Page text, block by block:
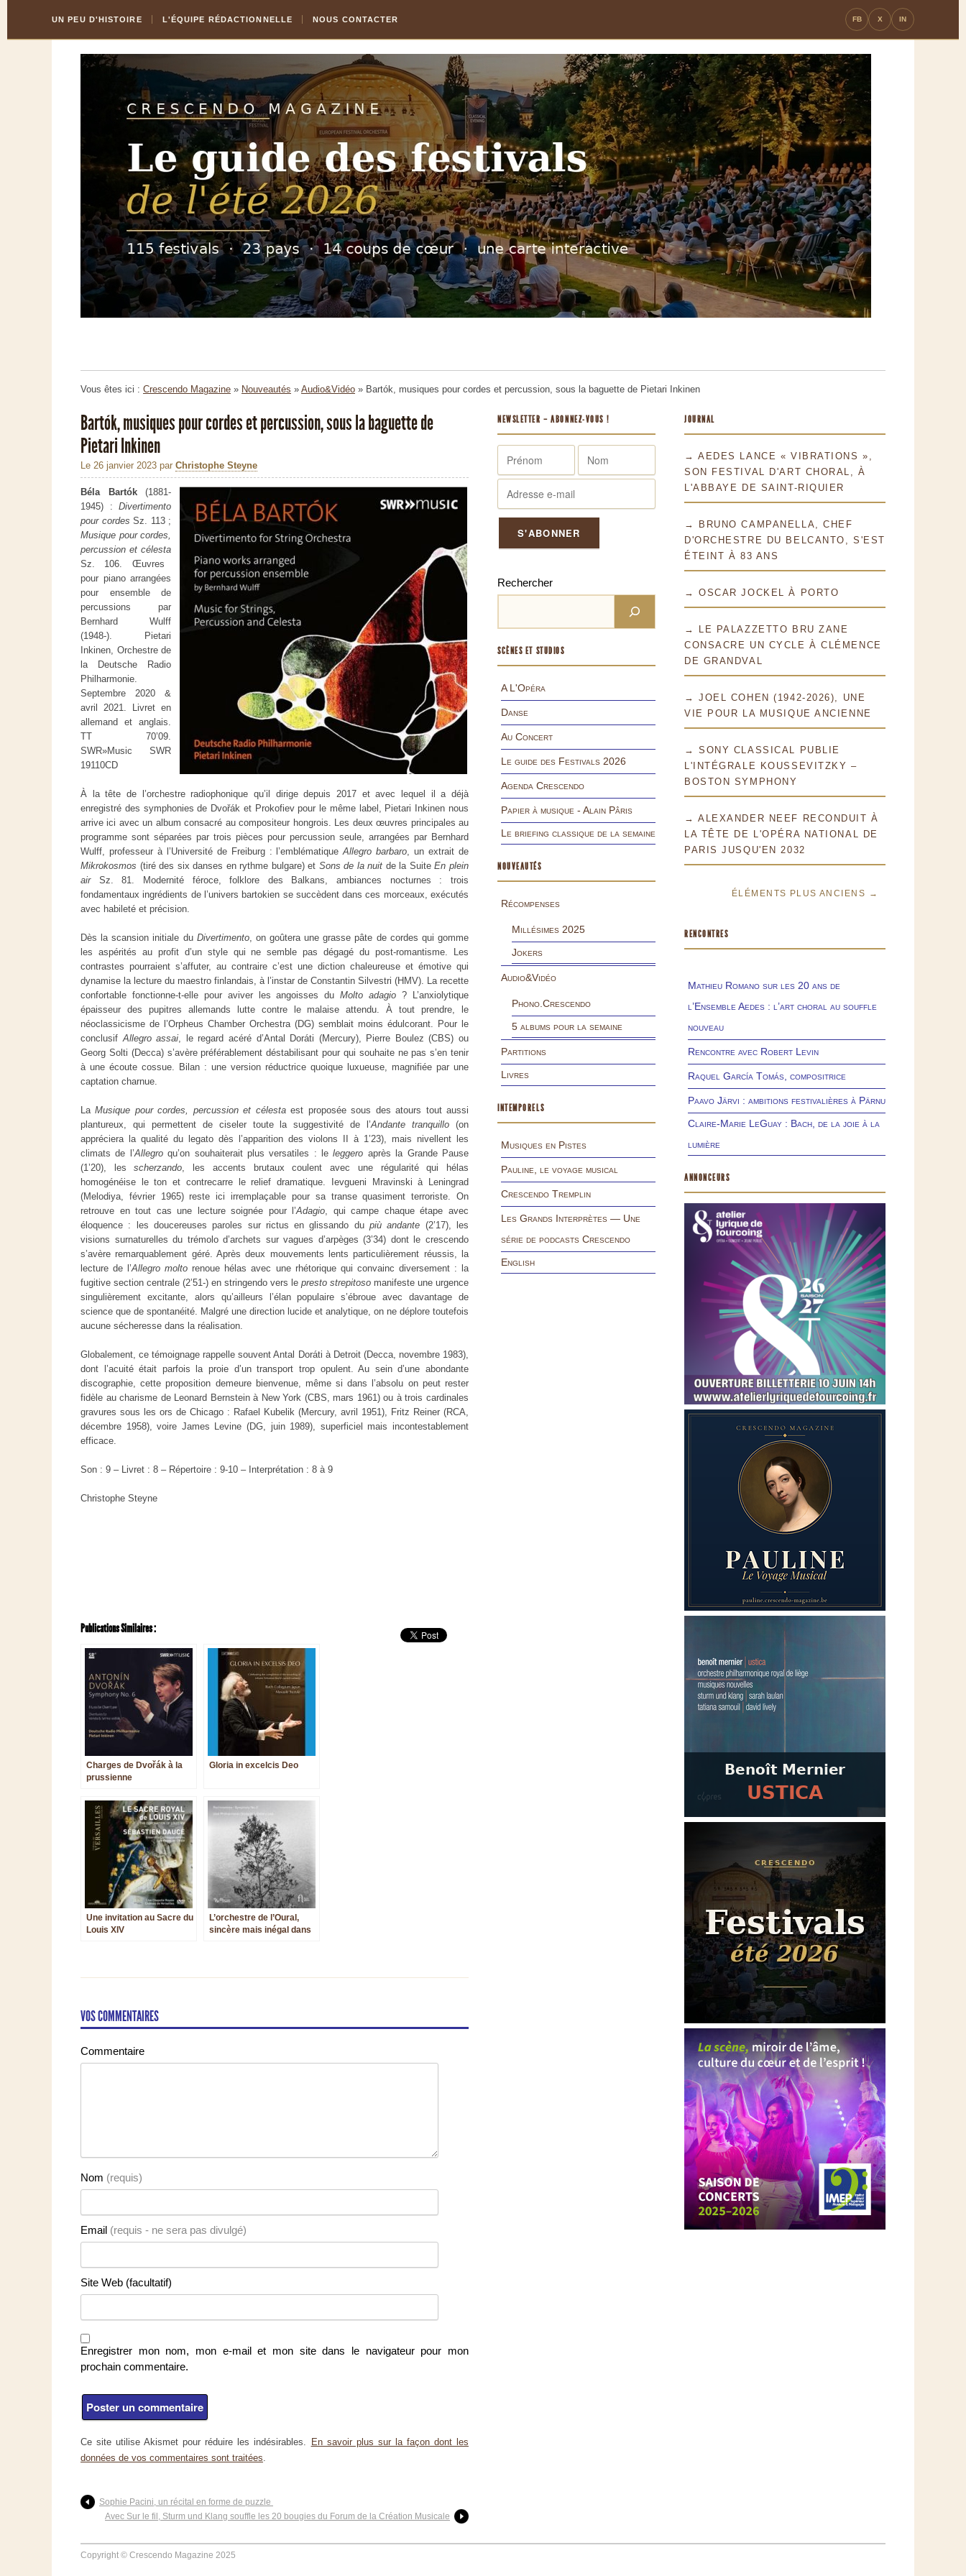
Content
la
UN PEU D'HISTOIRE L'ÉQUIPE RÉDACTIONNELLE NOUS CONTACTER FB X IN
Vous êtes ici : Crescendo Magazine » Nouveautés » Audio&Vidéo » Bartók, musiques pour cordes et percussion, sous la baguette de Pietari Inkinen
Bartók, musiques pour cordes et percussion, sous la baguette de
Pietari Inkinen
Le 26 janvier 2023 par Christophe Steyne
Béla Bartók (1881-
1945) : Divertimento
pour cordes Sz. 113 ;
Musique pour cordes,
percussion et célesta
Sz. 106. Œuvres
pour piano arrangées
pour ensemble de
percussions par
Bernhard Wulff
(1948-). Pietari
Inkinen, Orchestre de
la Deutsche Radio
Philharmonie.
Septembre 2020 &
avril 2021. Livret en
allemand et anglais.
TT 70’09.
SWR»Music SWR
19110CD
À la tête de l’orchestre radiophonique qu’il dirige depuis 2017 et avec lequel il a déjà
enregistré des symphonies de Dvořák et Prokofiev pour le même label, Pietari Inkinen nous
arrive ici avec un album consacré au compositeur hongrois. Les deux œuvres principales au
programme sont séparées par trois pièces pour percussion seule, arrangées par Bernhard
Wulff, professeur à l’Université de Freiburg : l’emblématiqueAllegro barbaro, un extrait de
Mikrokosmos (tiré des six danses en rythme bulgare) et Sons de la nuit de la SuiteEn plein
airSz. 81. Modernité féroce, folklore des Balkans, ambiances nocturnes : trois
fondamentaux ingrédients de l’univers bartokien se succèdent dans ces morceaux, exécutés
avec habileté et précision.
Dès la scansion initiale du Divertimento, on goûtera une grasse pâte de cordes qui gomme
les aspérités au profit d’un style qui ne semble pas dégagé du post-romantisme. Les
contrastes pourraient s’affuter, au contraire c’est une diction chaleureuse et émotive qui
dynamise la lecture du maestro finlandais, à l’instar de Constantin Silvestri (HMV). La recette
confortable fonctionne-t-elle pour aviver les angoisses duMolto adagio ? L’anxiolytique
épaisseur des pupitres allemands lutte contre le malaise attendu. À tout prendre, le
néoclassicisme de l’Orpheus Chamber Orchestra (DG) semblait moins édulcorant. Pour le
conclusifAllegro assai, le regard acéré d’Antal Doráti (Mercury), Pierre Boulez (CBS) ou
Georg Solti (Decca) s’avère préférablement déstabilisant pour qui souhaite ne pas s’en tenir
à une écoute cossue. Bilan : une version réductrice quoique luxueuse, magnifiée par une
captation charnue.
LaMusique pour cordes, percussion et célestaest proposée sous des atours tout aussi
plantureux, qui permettent de ciseler toute la suggestivité de l’Andante tranquillo(on
appréciera la qualité du legato dès l’apparition des violons II à 1’23), mais nivellent les
climats de l’Allegroqu’on souhaiterait plus versatiles : leleggero après la Grande Pause
(1’20), lesscherzando, les accents brutaux coulent avec une régularité qui hélas
homogénéise le ton et contrecarre le relief dramatique. Ievgueni Mravinski à Leningrad
(Melodiya, février 1965) reste ici irremplaçable pour sa transe quasiment terroriste. On
retrouve en tout cas une lecture soignée pour l’Adagio, qui campe chaque étape avec
éloquence : les doucereuses paroles sur rictus en glissando dupiù andante (2’17), les
visions surnaturelles du trémolo d’archets sur vagues d’arpèges (3’34) dont le crescendo
s’avère remarquablement géré. Après deux mouvements lents particulièrement réussis, la
lecture de l’Allegro molto renoue hélas avec une rhétorique qui convainc diversement : la
fugitive section centrale (2’51-) en stringendo vers le presto strepitoso manifeste une urgence
singulièrement excitante, alors qu’ailleurs l’élan populaire s’ébroue avec davantage de
science que de spontanéité. Malgré une direction lucide et analytique, on ne déplore toutefois
aucune sécheresse dans la réalisation.
Globalement, ce témoignage rappelle souvent Antal Doráti à Detroit (Decca, novembre 1983),
dont l’acuité était parfois la proie d’un transport trop opulent. Au sein d’une abondante
discographie, cette proposition demeure bienvenue, même si dans l’absolu on peut rester
fidèle au charisme de Leonard Bernstein à New York (CBS, mars 1961) ou à trois cardinales
gravures sous les ors de Chicago : Rafael Kubelik (Mercury, avril 1951), Fritz Reiner (RCA,
décembre 1958), voire James Levine (DG, juin 1989), superficiel mais incontestablement
efficace.
Son : 9 – Livret : 8 – Répertoire : 9-10 – Interprétation : 8 à 9
Christophe Steyne
Publications Similaires :
Charges de Dvořák à la
prussienne
Gloria in excelcis Deo
Une invitation au Sacre du
Louis XIV
L’orchestre de l’Oural,
sincère mais inégal dans
VOS COMMENTAIRES
Commentaire
Nom (requis)
Email (requis - ne sera pas divulgé)
Site Web (facultatif)
Enregistrer mon nom, mon e-mail et mon site dans le navigateur pour mon
prochain commentaire.
Ce site utilise Akismet pour réduire les indésirables.
En savoir plus sur la façon dont les
données de vos commentaires sont traitées.
Sophie Pacini, un récital en forme de puzzle
Avec Sur le fil, Sturm und Klang souffle les 20 bougies du Forum de la Création Musicale
NEWSLETTER – ABONNEZ-VOUS !
Rechercher
SCÈNES ET STUDIOS
A L'Opéra
Danse
Au Concert
Le guide des Festivals 2026
Agenda Crescendo
Papier à musique - Alain Pâris
Le briefing classique de la semaine
NOUVEAUTÉS
Récompenses
Millésimes 2025
Jokers
Audio&Vidéo
Phono.Crescendo
5 albums pour la semaine
Partitions
Livres
INTEMPORELS
Musiques en Pistes
Pauline, le voyage musical
Crescendo Tremplin
Les Grands Interprètes — Une
série de podcasts Crescendo
English
JOURNAL
→ AEDES LANCE « VIBRATIONS »,
SON FESTIVAL D'ART CHORAL, À
L'ABBAYE DE SAINT-RIQUIER
→ BRUNO CAMPANELLA, CHEF
D'ORCHESTRE DU BELCANTO, S'EST
ÉTEINT À 83 ANS
→ OSCAR JOCKEL À PORTO
→ LE PALAZZETTO BRU ZANE
CONSACRE UN CYCLE À CLÉMENCE
DE GRANDVAL
→ JOEL COHEN (1942-2026), UNE
VIE POUR LA MUSIQUE ANCIENNE
→ SONY CLASSICAL PUBLIE
L'INTÉGRALE KOUSSEVITZKY –
BOSTON SYMPHONY
→ ALEXANDER NEEF RECONDUIT À
LA TÊTE DE L'OPÉRA NATIONAL DE
PARIS JUSQU'EN 2032
ÉLÉMENTS PLUS ANCIENS →
RENCONTRES
Mathieu Romano sur les 20 ans de
l’Ensemble Aedes : l’art choral au souffle
nouveau
Rencontre avec Robert Levin
Raquel García Tomás, compositrice
Paavo Järvi : ambitions festivalières à Pärnu
Claire-Marie LeGuay : Bach, de la joie à la
lumière
ANNONCEURS
Copyright © Crescendo Magazine 2025